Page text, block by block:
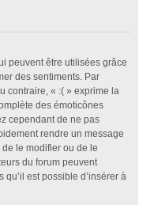
peuvent être utilisées grâce
des sentiments. Par
contraire, « :( » exprime la
des émoticônes
cependant de ne pas
rendre un message
le modifier ou de le
du forum peuvent
est possible d’insérer à